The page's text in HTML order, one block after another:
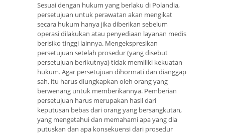
Sesuai dengan hukum yang berlaku di Polandia,
persetujuan untuk perawatan akan mengikat
secara hukum hanya jika diberikan sebelum
operasi dilakukan atau penyediaan layanan medis
berisiko tinggi lainnya. Mengekspresikan
persetujuan setelah prosedur (yang disebut
persetujuan berikutnya) tidak memiliki kekuatan
hukum. Agar persetujuan dihormati dan dianggap
sah, itu harus diungkapkan oleh orang yang
berwenang untuk memberikannya. Pemberian
persetujuan harus merupakan hasil dari
keputusan bebas dari orang yang bersangkutan,
yang mengetahui dan memahami apa yang dia
putuskan dan apa konsekuensi dari prosedur